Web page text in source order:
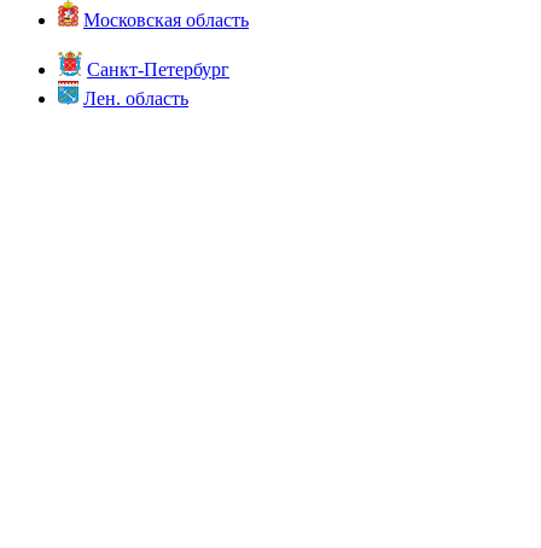
Московская область
Санкт-Петербург
Лен. область